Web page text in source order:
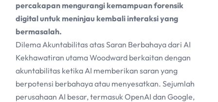
percakapan mengurangi kemampuan forensik
digital untuk meninjau kembali interaksi yang
bermasalah.
Dilema Akuntabilitas atas Saran Berbahaya dari AI
Kekhawatiran utama Woodward berkaitan dengan
akuntabilitas ketikaAI memberikan saran yang
berpotensi berbahaya atau menyesatkan. Sejumlah
perusahaan AI besar, termasuk OpenAI dan Google,